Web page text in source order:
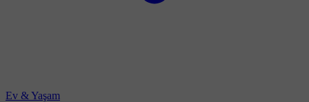
Ev & Yaşam